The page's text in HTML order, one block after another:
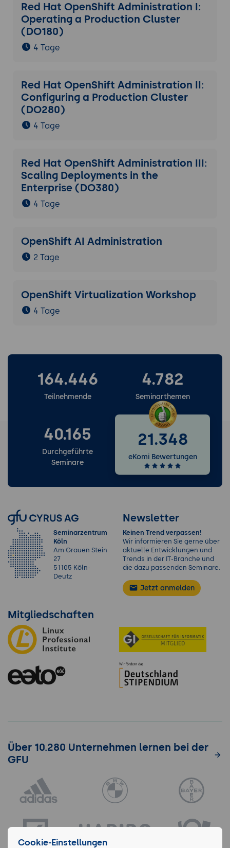
Red Hat OpenShift Administration I:
Operating a Production Cluster
(DO180)
4 Tage
Red Hat OpenShift Administration II:
Configuring a Production Cluster
(DO280)
4 Tage
Red Hat OpenShift Administration III:
Scaling Deployments in the
Enterprise (DO380)
4 Tage
OpenShift AI Administration
2 Tage
OpenShift Virtualization Workshop
4 Tage
164.446
Teilnehmende
4.782
Seminarthemen
40.165
Durchgeführte
Seminare
21.348
eKomi Bewertungen
Seminarzentrum
Köln
Am Grauen Stein
27
51105 Köln-
Deutz
Newsletter
Keinen Trend verpassen!
Wir informieren Sie gerne über
aktuelle Entwicklungen und
Trends in der IT-Branche und
die dazu passenden Seminare.
Jetzt anmelden
Mitgliedschaften
Über 10.280 Unternehmen lernen bei der
GFU
Cookie-Einstellungen